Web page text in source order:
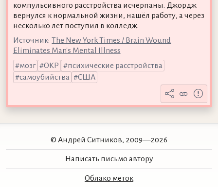
компульсивного расстройства исчерпаны. Джордж
вернулся к нормальной жизни, нашёл работу, а через
несколько лет поступил в колледж.
Источник: The New York Times / Brain Wound
Eliminates Man's Mental Illness
мозг
ОКР
психические расстройства
самоубийства
США
© Андрей Ситников, 2009—2026
Написать письмо автору
Облако меток